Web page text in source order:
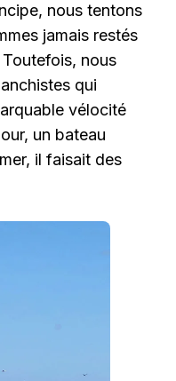
nous tentons
jamais restés
nous
qui
vélocité
un bateau
il faisait des